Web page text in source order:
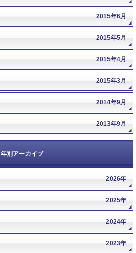
2015年6月
2015年5月
2015年4月
2015年3月
2014年9月
2013年9月
年別アーカイブ
2026年
2025年
2024年
2023年